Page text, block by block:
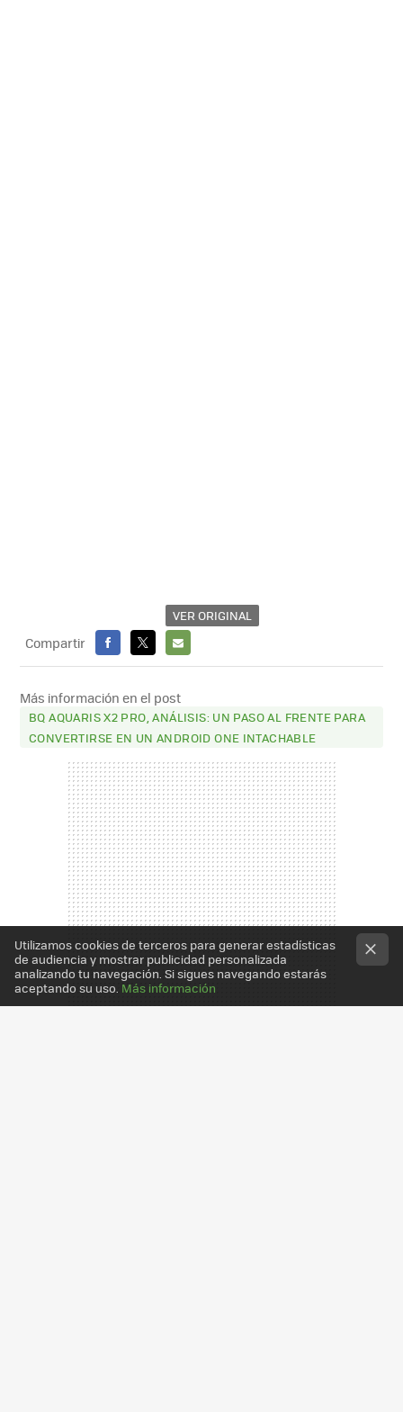
VER ORIGINAL
Compartir
FACEBOOK
X
E-
MAIL
Más información en el post
BQ AQUARIS X2 PRO, ANÁLISIS: UN PASO AL FRENTE PARA
CONVERTIRSE EN UN ANDROID ONE INTACHABLE
Utilizamos cookies de terceros para generar estadísticas
de audiencia y mostrar publicidad personalizada
analizando tu navegación. Si sigues navegando estarás
aceptando su uso. Más información